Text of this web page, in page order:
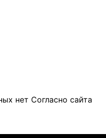
нет Согласно сайта